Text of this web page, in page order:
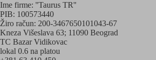
Ime firme: ''Taurus TR''
PIB: 100573440
Žiro račun: 200-3467650101043-67
Kneza Višeslava 63; 11090 Beograd
TC Bazar Vidikovac
lokal 0.6 na platou